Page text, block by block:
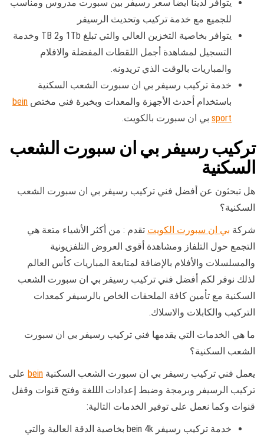
يتوافر لدينا أيضا سعر رسيفر بين سبورت مدروس ومناسب
للجميع مع خدمة تركيب وتحديث الرسيفر
يتوافر بخاصية التخزين العالي والتي تبلغ 1Tb و2 TB وخدمة
التسجيل لمشاهدة أجمل اللقطات المفضلة والافلام
والمباريات بالوقت الذي تريدونه.
خدمة تركيب رسيفر بي ان سبورت الشعب السكنية
باستخدام أحدث الأجهزة والمعدات وبخبرة فني مختص bein
sport بي ان سبورت بالكويت.
تركيب رسيفر بي ان سبورت الشعب
السكنية
هل تبحثون عن أفضل فني تركيب رسيفر بي ان سبورت الشعب
السكنية؟
شركة بي ان سبورت الكويت تقدم : من أكثر الأشياء متعة هي
التجمع حول التلفاز ومشاهدة أقوى العروض التلفزيونية
والمسلسلات والأفلام بالإضافة لمتابعة المباريات كأس العالم
لذلك نوفر لكم أفضل فني تركيب رسيفر بي ان سبورت الشعب
السكنية مع تأمين كافة الملحقات الخاص بالرسيفر كمعدات
التركيب والكابلات والاسلاك.
ما هي الخدمات التي يقدمها فني تركيب رسيفر بي ان سبورت
الشعب السكنية؟
يعمل فني تركيب رسيفر بي ان سبورت الشعب السكنية bein على
تركيب الرسيفر وبرمجة وضبط إعدادات الللغة وفتح قنوات وقفل
قنوات وكما نعمل على توفير الخدمات التالية:
خدمة تركيب رسيفر bein 4k بخاصية الدقة العالية والتي